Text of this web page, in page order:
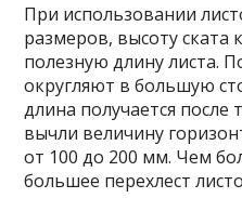
При использовании
размеров, высоту ската
полезную длину листа.
округляют в большую
длина получается
вычли величину
от 100 до 200 мм. Чем
большее перехлест